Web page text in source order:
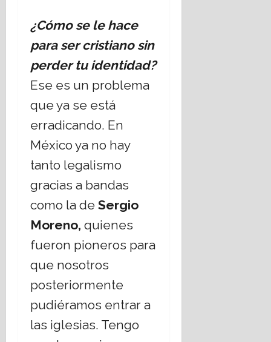
¿Cómo se le hace
para ser cristiano sin
perder tu identidad?
Ese es un problema
que ya se está
erradicando. En
México ya no hay
tanto legalismo
gracias a bandas
como la de Sergio
Moreno, quienes
fueron pioneros para
que nosotros
posteriormente
pudiéramos entrar a
las iglesias. Tengo